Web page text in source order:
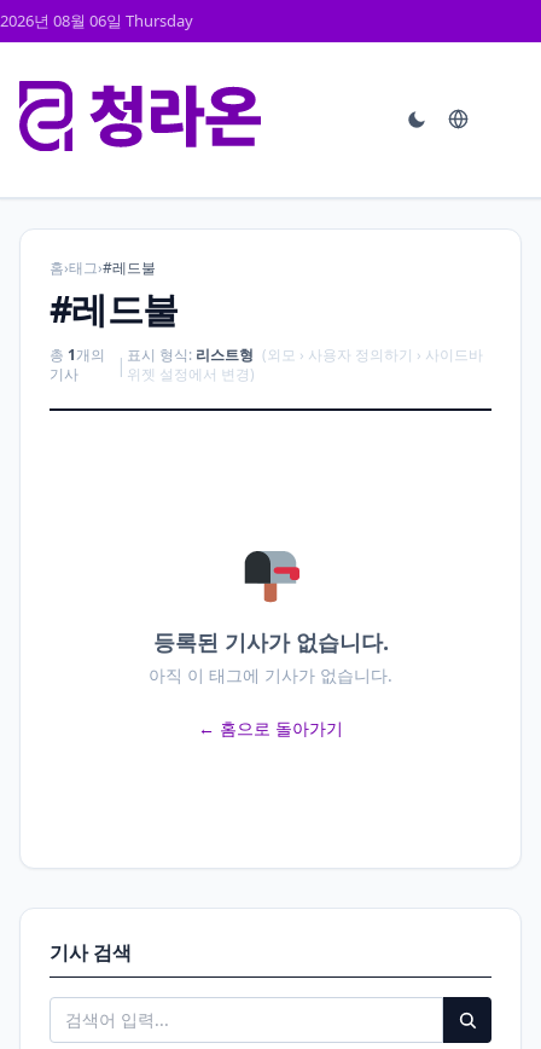
2026년 08월 06일 Thursday
홈›태그›#레드불
#레드불
총 1개의
기사
| 표시 형식: 리스트형 (외모 › 사용자 정의하기 › 사이드바
위젯 설정에서 변경)
등록된 기사가 없습니다.
아직 이 태그에 기사가 없습니다.
← 홈으로 돌아가기
기사 검색